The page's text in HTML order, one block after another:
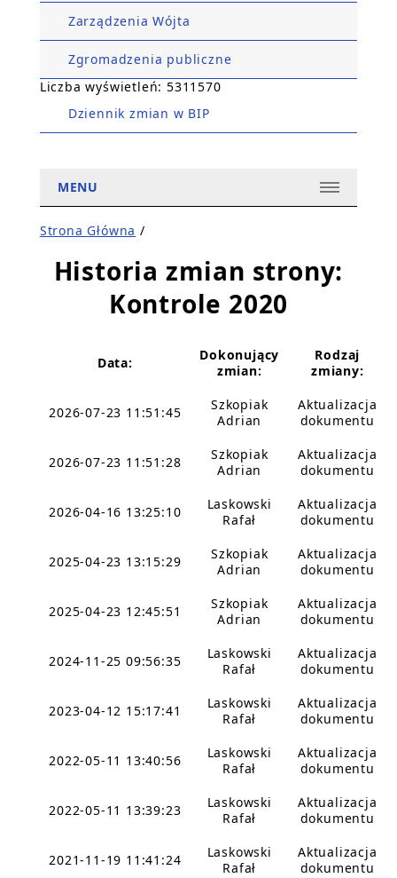
Zarządzenia Wójta
Zgromadzenia publiczne
Liczba wyświetleń: 5311570
Dziennik zmian w BIP
MENU
Strona Główna /
Historia zmian strony:
Kontrole 2020
Data:
Dokonujący
zmian:
Rodzaj
zmiany:
2026-07-23 11:51:45
Szkopiak
Adrian
Aktualizacja
dokumentu
2026-07-23 11:51:28
Szkopiak
Adrian
Aktualizacja
dokumentu
2026-04-16 13:25:10
Laskowski
Rafał
Aktualizacja
dokumentu
2025-04-23 13:15:29
Szkopiak
Adrian
Aktualizacja
dokumentu
2025-04-23 12:45:51
Szkopiak
Adrian
Aktualizacja
dokumentu
2024-11-25 09:56:35
Laskowski
Rafał
Aktualizacja
dokumentu
2023-04-12 15:17:41
Laskowski
Rafał
Aktualizacja
dokumentu
2022-05-11 13:40:56
Laskowski
Rafał
Aktualizacja
dokumentu
2022-05-11 13:39:23
Laskowski
Rafał
Aktualizacja
dokumentu
2021-11-19 11:41:24
Laskowski
Rafał
Aktualizacja
dokumentu